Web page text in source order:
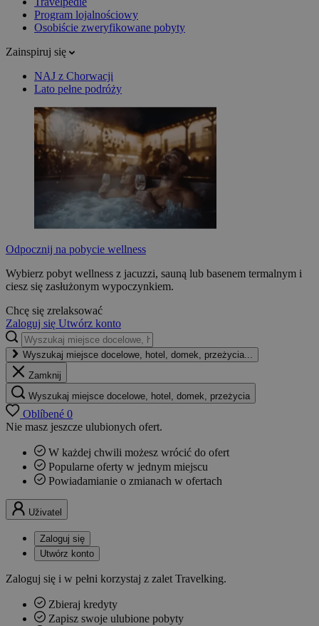
Program lojalnościowy
Osobiście zweryfikowane pobyty
Zainspiruj się
NAJ z Chorwacji
Lato pełne podróży
Odpocznij na pobycie wellness
Wybierz pobyt wellness z jacuzzi, sauną lub basenem termalnym i
ciesz się zasłużonym wypoczynkiem.
Chcę się zrelaksować
Zaloguj się Utwórz konto
Wyszukaj miejsce docelowe, hotel, domek, przeżycia...
Zamknij
Wyszukaj miejsce docelowe, hotel, domek, przeżycia
Oblíbené 0
Nie masz jeszcze ulubionych ofert.
W każdej chwili możesz wrócić do ofert
Popularne oferty w jednym miejscu
Powiadamianie o zmianach w ofertach
Uživatel
Zaloguj się
Utwórz konto
Zaloguj się i w pełni korzystaj z zalet Travelking.
Zbieraj kredyty
Zapisz swoje ulubione pobyty